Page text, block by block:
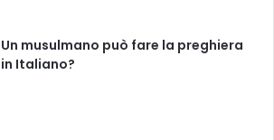
Un musulmano può fare la preghiera
in Italiano?